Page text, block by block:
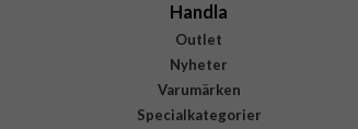
Handla
Outlet
Nyheter
Varumärken
Specialkategorier